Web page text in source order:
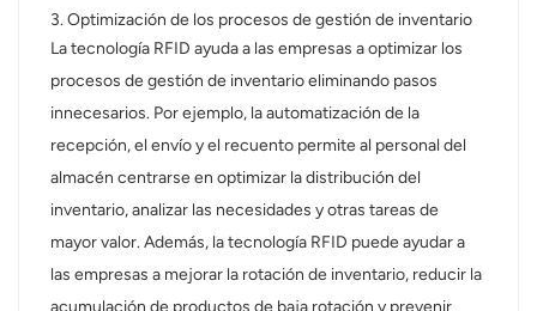
3. Optimización de los procesos de gestión de inventario
La tecnología RFID ayuda a las empresas a optimizar los
procesos de gestión de inventario eliminando pasos
innecesarios. Por ejemplo, la automatización de la
recepción, el envío y el recuento permite al personal del
almacén centrarse en optimizar la distribución del
inventario, analizar las necesidades y otras tareas de
mayor valor. Además, la tecnología RFID puede ayudar a
las empresas a mejorar la rotación de inventario, reducir la
acumulación de productos de baja rotación y prevenir